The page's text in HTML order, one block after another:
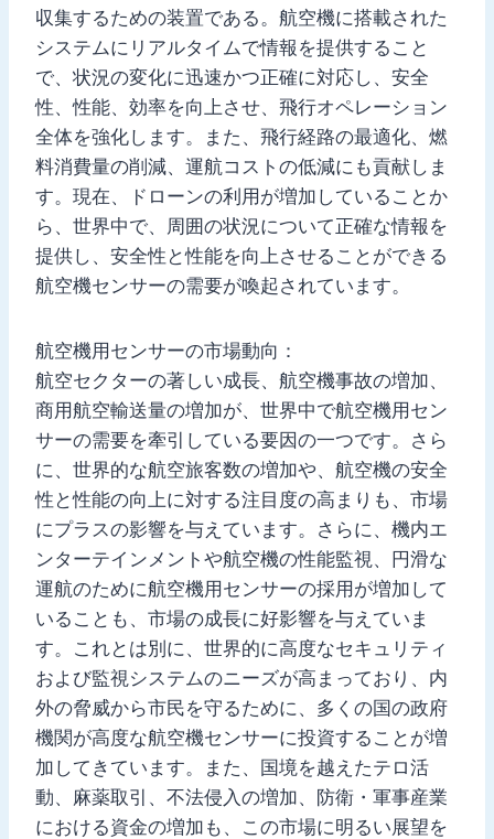
収集するための装置である。航空機に搭載された
システムにリアルタイムで情報を提供すること
で、状況の変化に迅速かつ正確に対応し、安全
性、性能、効率を向上させ、飛行オペレーション
全体を強化します。また、飛行経路の最適化、燃
料消費量の削減、運航コストの低減にも貢献しま
す。現在、ドローンの利用が増加していることか
ら、世界中で、周囲の状況について正確な情報を
提供し、安全性と性能を向上させることができる
航空機センサーの需要が喚起されています。
航空機用センサーの市場動向：
航空セクターの著しい成長、航空機事故の増加、
商用航空輸送量の増加が、世界中で航空機用セン
サーの需要を牽引している要因の一つです。さら
に、世界的な航空旅客数の増加や、航空機の安全
性と性能の向上に対する注目度の高まりも、市場
にプラスの影響を与えています。さらに、機内エ
ンターテインメントや航空機の性能監視、円滑な
運航のために航空機用センサーの採用が増加して
いることも、市場の成長に好影響を与えていま
す。これとは別に、世界的に高度なセキュリティ
および監視システムのニーズが高まっており、内
外の脅威から市民を守るために、多くの国の政府
機関が高度な航空機センサーに投資することが増
加してきています。また、国境を越えたテロ活
動、麻薬取引、不法侵入の増加、防衛・軍事産業
における資金の増加も、この市場に明るい展望を